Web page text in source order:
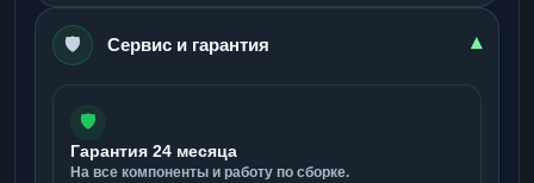
🛡️ Сервис и гарантия ▾
🛡️
Гарантия 24 месяца
На все компоненты и работу по сборке.